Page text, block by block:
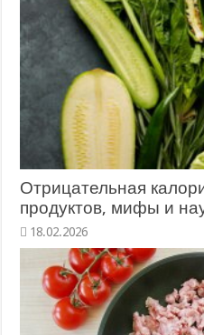
Отрицательная
продуктов, мифы и
18.02.2026